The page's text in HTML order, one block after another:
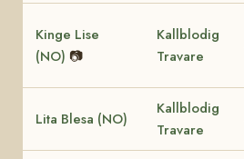
Kinge Lise
(NO) 📷
Kallblodig
Travare
Lita Blesa (NO)
Kallblodig
Travare